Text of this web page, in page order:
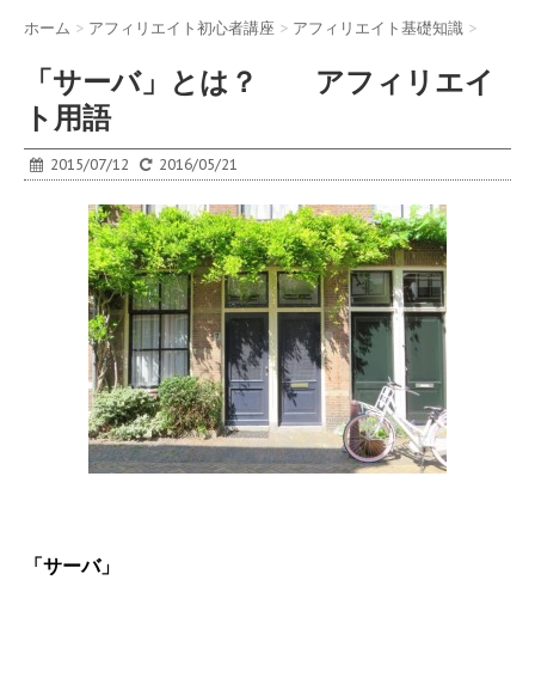
ホーム > アフィリエイト初心者講座 > アフィリエイト基礎知識 >
「サーバ」とは？ アフィリエイ
ト用語
2015/07/12 2016/05/21
「サーバ」